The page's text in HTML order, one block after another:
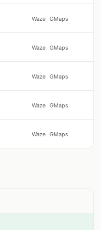
Waze GMaps
Waze GMaps
Waze GMaps
Waze GMaps
Waze GMaps